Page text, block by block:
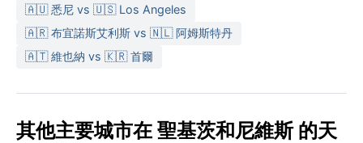
🇦🇺 悉尼 vs 🇺🇸 Los Angeles
🇦🇷 布宜諾斯艾利斯 vs 🇳🇱 阿姆斯特丹
🇦🇹 維也納 vs 🇰🇷 首爾
其他主要城市在 聖基茨和尼維斯 的天